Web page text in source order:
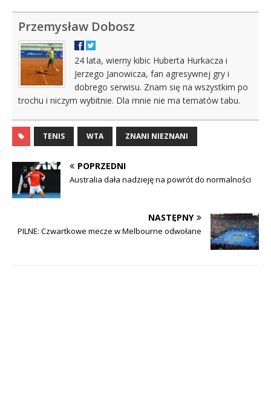
Przemysław Dobosz
24 lata, wierny kibic Huberta Hurkacza i
Jerzego Janowicza, fan agresywnej gry i
dobrego serwisu. Znam się na wszystkim po
trochu i niczym wybitnie. Dla mnie nie ma tematów tabu.
TENIS WTA ZNANI NIEZNANI
POPRZEDNI
Australia dała nadzieję na powrót do normalności
NASTĘPNY
PILNE: Czwartkowe mecze w Melbourne odwołane